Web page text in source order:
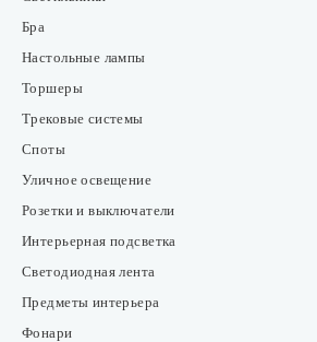
Бра
Настольные лампы
Торшеры
Трековые системы
Споты
Уличное освещение
Розетки и выключатели
Интерьерная подсветка
Светодиодная лента
Предметы интерьера
Фонари